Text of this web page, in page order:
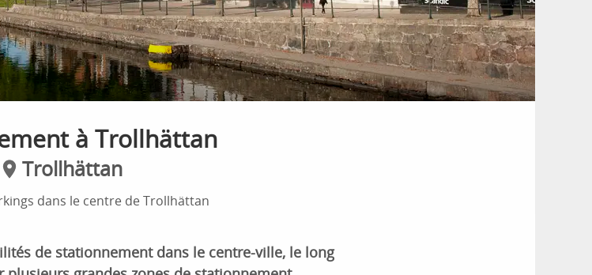
à Trollhättan
Trollhättan
dans le centre de Trollhättan
de stationnement dans le centre-ville, le long